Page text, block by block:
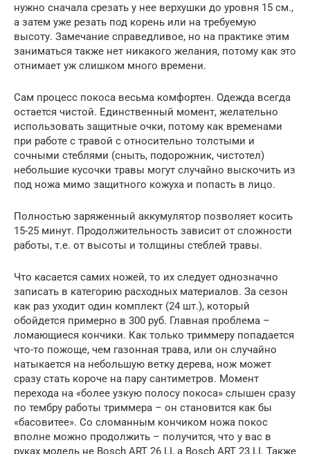
нужно сначала срезать у нее верхушки до уровня 15 см.,
а затем уже резать под корень или на требуемую
высоту. Замечание справедливое, но на практике этим
заниматься также нет никакого желания, потому как это
отнимает уж слишком много времени.
Сам процесс покоса весьма комфортен. Одежда всегда
остается чистой. Единственный момент, желательно
использовать защитные очки, потому как временами
при работе с травой с относительно толстыми и
сочными стеблями (сныть, подорожник, чистотел)
небольшие кусочки травы могут случайно выскочить из
под ножа мимо защитного кожуха и попасть в лицо.
Полностью заряженный аккумулятор позволяет косить
15-25 минут. Продолжительность зависит от сложности
работы, т.е. от высоты и толщины стеблей травы.
Что касается самих ножей, то их следует однозначно
записать в категорию расходных материалов. За сезон
как раз уходит один комплект (24 шт.), который
обойдется примерно в 300 руб. Главная проблема –
ломающиеся кончики. Как только триммеру попадается
что-то пожоще, чем газонная трава, или он случайно
натыкается на небольшую ветку дерева, нож может
сразу стать короче на пару сантиметров. Момент
перехода на «более узкую полосу покоса» слышен сразу
по тембру работы триммера – он становится как бы
«басовитее». Со сломанным кончиком ножа покос
вполне можно продолжить – получится, что у вас в
руках модель не Bosch ART 26 LI, а Bosch ART 23 LI. Также